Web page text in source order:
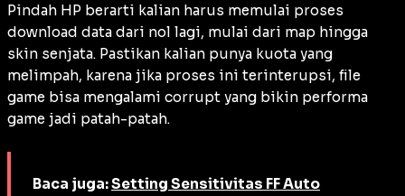
Pindah HP berarti kalian harus memulai proses
download data dari nol lagi, mulai dari map hingga
skin senjata. Pastikan kalian punya kuota yang
melimpah, karena jika proses ini terinterupsi, file
game bisa mengalami corrupt yang bikin performa
game jadi patah-patah.
Baca juga:Setting Sensitivitas FF Auto